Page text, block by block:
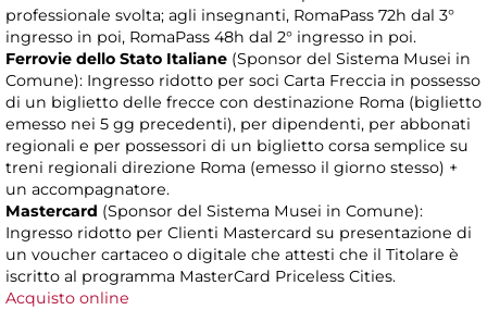
professionale svolta; agli insegnanti, RomaPass 72h dal 3°
ingresso in poi, RomaPass 48h dal 2° ingresso in poi.
Ferrovie dello Stato Italiane (Sponsor del Sistema Musei in
Comune): Ingresso ridotto per soci Carta Freccia in possesso
di un biglietto delle frecce con destinazione Roma (biglietto
emesso nei 5 gg precedenti), per dipendenti, per abbonati
regionali e per possessori di un biglietto corsa semplice su
treni regionali direzione Roma (emesso il giorno stesso) +
un accompagnatore.
Mastercard (Sponsor del Sistema Musei in Comune):
Ingresso ridotto per Clienti Mastercard su presentazione di
un voucher cartaceo o digitale che attesti che il Titolare è
iscritto al programma MasterCard Priceless Cities.
Acquisto online